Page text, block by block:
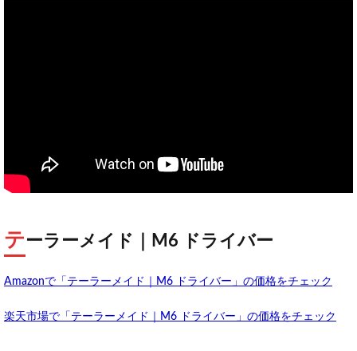
テーラーメイド｜M6 ドライバー
Amazonで「テーラーメイド｜M6 ドライバー」の価格をチェック
楽天市場で「テーラーメイド｜M6 ドライバー」の価格をチェック